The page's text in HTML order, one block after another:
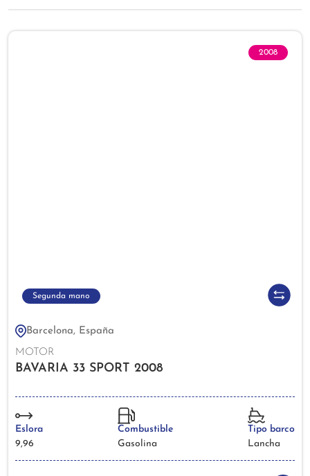
2008
Segunda mano
Barcelona, España
MOTOR
BAVARIA 33 SPORT 2008
Eslora
9,96
Combustible
Gasolina
Tipo barco
Lancha